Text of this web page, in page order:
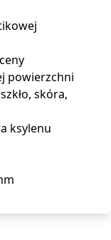
powierzchni
skóra,
ksylenu